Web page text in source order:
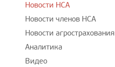
Новости НСА
Новости членов НСА
Новости агрострахования
Аналитика
Видео